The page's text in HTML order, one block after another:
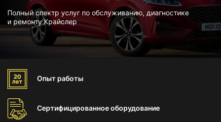
Полный спектр услуг по обслуживанию, диагностике
и ремонту Крайслер
Опыт работы
Сертифицированноеоборудование